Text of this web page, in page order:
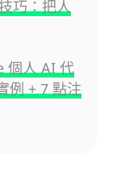
巧：把人
個人 AI 代
例 + 7 點注